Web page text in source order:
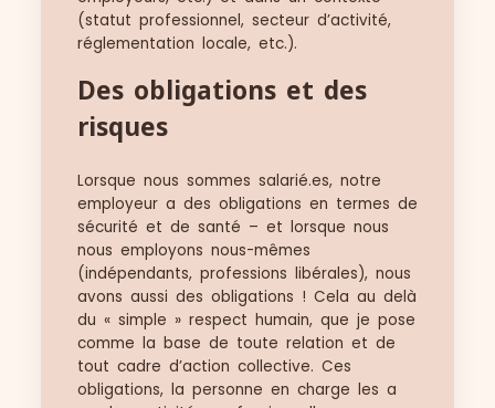
(statut professionnel, secteur d’activité,
réglementation locale, etc.).
Des obligations et des
risques
Lorsque nous sommes salarié.es, notre
employeur a des obligations en termes de
sécurité et de santé – et lorsque nous
nous employons nous-mêmes
(indépendants, professions libérales), nous
avons aussi des obligations ! Cela au delà
du « simple » respect humain, que je pose
comme la base de toute relation et de
tout cadre d’action collective. Ces
obligations, la personne en charge les a